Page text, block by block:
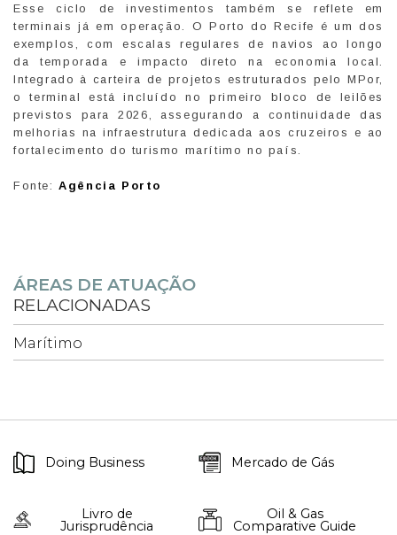
Esse ciclo de investimentos também se reflete em
terminais já em operação. O Porto do Recife é um dos
exemplos, com escalas regulares de navios ao longo
da temporada e impacto direto na economia local.
Integrado à carteira de projetos estruturados pelo MPor,
o terminal está incluído no primeiro bloco de leilões
previstos para 2026, assegurando a continuidade das
melhorias na infraestrutura dedicada aos cruzeiros e ao
fortalecimento do turismo marítimo no país.
Fonte:Agência Porto
ÁREAS DE ATUAÇÃO
RELACIONADAS
Marítimo
Doing Business Mercado de Gás
Livro de
Jurisprudência
Oil & Gas
Comparative Guide